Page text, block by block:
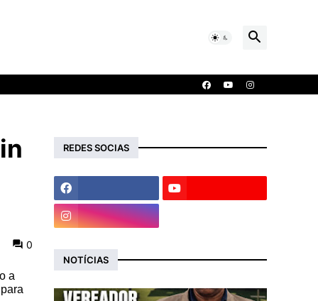
0
a
REDES SOCIAS
NOTÍCIAS